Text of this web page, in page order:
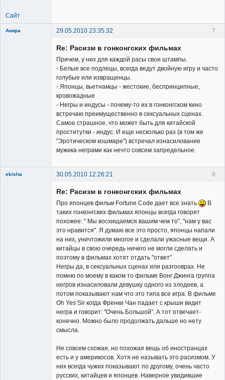
Сайт
7
Акира 29.05.2010 23:35:32
Re: Расизм в гонконгских фильмах
Причем, у них для каждой расы свои штампы.
- Белые все подлецы, всегда ведут двойную игру и часто
голубые или извращенцы.
- Японцы, вьетнамцы - жестокие, беспринципные,
кровожадные
- Негры и индусы - почему-то их в гонконгском кино
встречаю преимущественно в сексуальных сценах.
Самое страшное, что может быть для китайской
проститутки - индус. И еще несколько раз (в том же
"Эротическом кошмаре") встречал изнасилование
мужика неграми как нечто совсем запредельное.
8
ekisha 30.05.2010 12:26:21
Re: Расизм в гонконгских фильмах
Про японцев фильм Fortune Code дает все знать
В
таких гонконгских фильмах японцы всегда говорят
похожее: " Мы восхищаемся вашим чем то", "нам у вас
это нравится". Я думаю все это просто, японцы напали
на них, уничтожили многое и сделали ужасные вещи. А
китайцы в свою очередь ничего не могли сделать и
поэтому в фильмах хотят отдать "ответ".
Негры да, в сексуальных сценах или разгооврах. Не
помню по моему в каком то фильме Вонг Джинга группа
негров изнасиловали девушку одного из злодеев, а
потом показывают нам что это типа все игра. В фильме
Oh Yes Sir когда Френки Чан падает с крыши видит
негра и говорит: "Очень Большой". А тот отвечает-
конечно. Можно было продолжать дальше но нету
смысла.
Не совсем схожая, но похожая вещь об иностранцах
есть и у америкосов. Хотя не называть это расизмом. У
них всегда чужих показывают по другому, очень часто
русских, китайцев и японцев. Наверное увидившие